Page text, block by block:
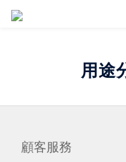
用途
顧客服務